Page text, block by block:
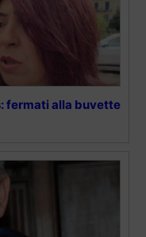
fermati alla buvette